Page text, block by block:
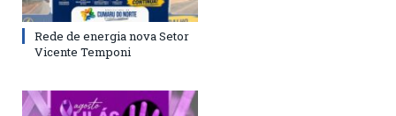
Rede de energia nova Setor
Vicente Temponi